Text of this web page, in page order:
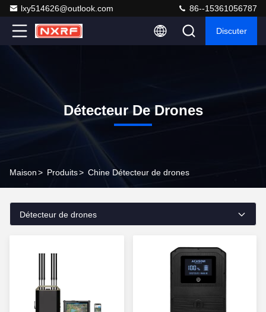
lxy514626@outlook.com 86--15361056787
Discuter
Détecteur De Drones
Maison> Produits> Chine Détecteur de drones
Détecteur de drones